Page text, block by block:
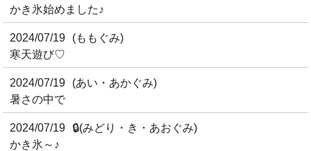
かき氷始めました♪
2024/07/19
(ももぐみ)
寒天遊び♡
2024/07/19
(あい・あかぐみ)
暑さの中で
2024/07/19 🔒(みどり・き・あおぐみ)
かき氷～♪